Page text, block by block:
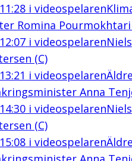
11:28i videospelaren
Romina Pourmokhtari
12:07i videospelarenNiels
(C)
13:21 i videospelaren
Anna
14:30i videospelarenNiels
(C)
15:08i videospelaren